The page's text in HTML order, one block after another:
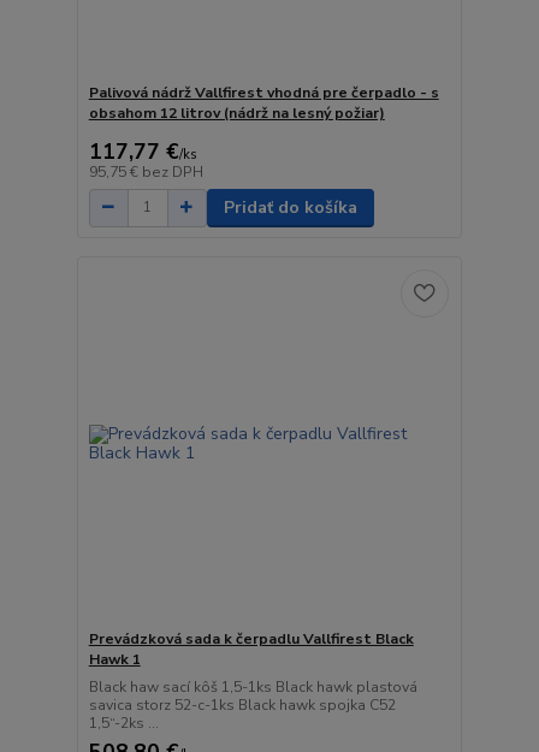
Palivová nádrž Vallfirest vhodná pre čerpadlo - s
obsahom 12 litrov (nádrž na lesný požiar)
117,77 €/ks
95,75 € bez DPH
Pridať do košíka
Prevádzková sada k čerpadlu Vallfirest Black
Hawk 1
Black haw sací kôš 1,5-1ks Black hawk plastová
savica storz 52-c-1ks Black hawk spojka C52
1,5“-2ks ...